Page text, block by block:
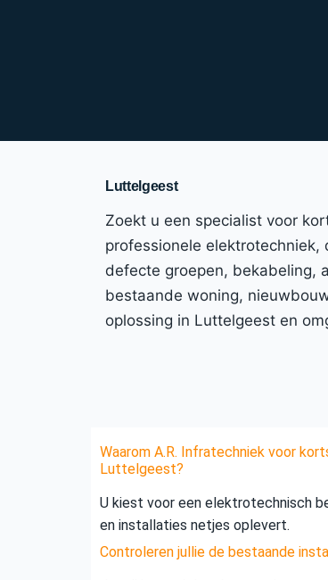
Luttelgeest
Zoekt u een specialist voor
professionele elektrotechniek,
defecte groepen, bekabeling,
bestaande woning,
oplossing in Luttelgeest en
Waarom A.R. Infratechniek voor
Luttelgeest?
U kiest voor een elektrotechnisch
en installaties netjes oplevert.
Controleren jullie de bestaande